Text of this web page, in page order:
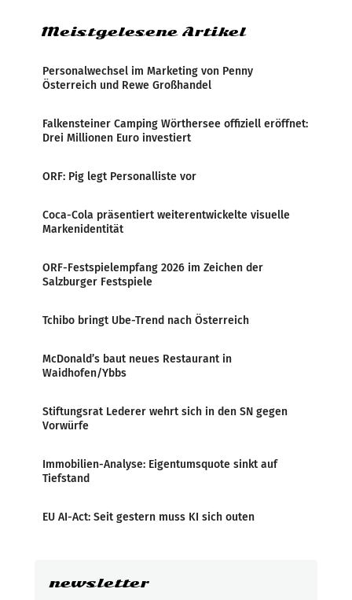
Meistgelesene Artikel
Personalwechsel im Marketing von Penny
Österreich und Rewe Großhandel
Falkensteiner Camping Wörthersee offiziell eröffnet:
Drei Millionen Euro investiert
ORF: Pig legt Personalliste vor
Coca-Cola präsentiert weiterentwickelte visuelle
Markenidentität
ORF-Festspielempfang 2026 im Zeichen der
Salzburger Festspiele
Tchibo bringt Ube-Trend nach Österreich
McDonald’s baut neues Restaurant in
Waidhofen/Ybbs
Stiftungsrat Lederer wehrt sich in den SN gegen
Vorwürfe
Immobilien-Analyse: Eigentumsquote sinkt auf
Tiefstand
EU AI-Act: Seit gestern muss KI sich outen
newsletter